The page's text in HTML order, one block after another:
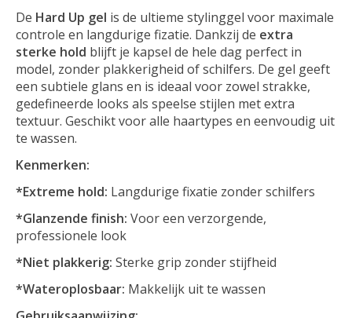
De Hard Up gel is de ultieme stylinggel voor maximale
controle en langdurige fizatie. Dankzij de extra
sterke hold blijft je kapsel de hele dag perfect in
model, zonder plakkerigheid of schilfers. De gel geeft
een subtiele glans en is ideaal voor zowel strakke,
gedefineerde looks als speelse stijlen met extra
textuur. Geschikt voor alle haartypes en eenvoudig uit
te wassen.
Kenmerken:
*Extreme hold: Langdurige fixatie zonder schilfers
*Glanzende finish: Voor een verzorgende,
professionele look
*Niet plakkerig: Sterke grip zonder stijfheid
*Wateroplosbaar: Makkelijk uit te wassen